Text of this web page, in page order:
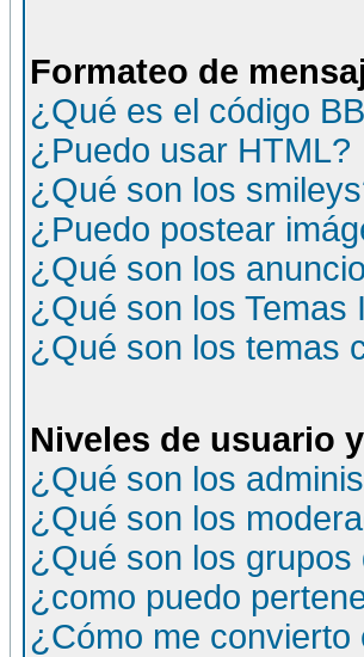
Formateo de
¿Qué es el código
¿Puedo usar HTML?
¿Qué son los
¿Puedo postear
¿Qué son los
¿Qué son los Temas
¿Qué son los temas
Niveles de usuario
¿Qué son los
¿Qué son los
¿Qué son los grupos
¿como puedo
¿Cómo me